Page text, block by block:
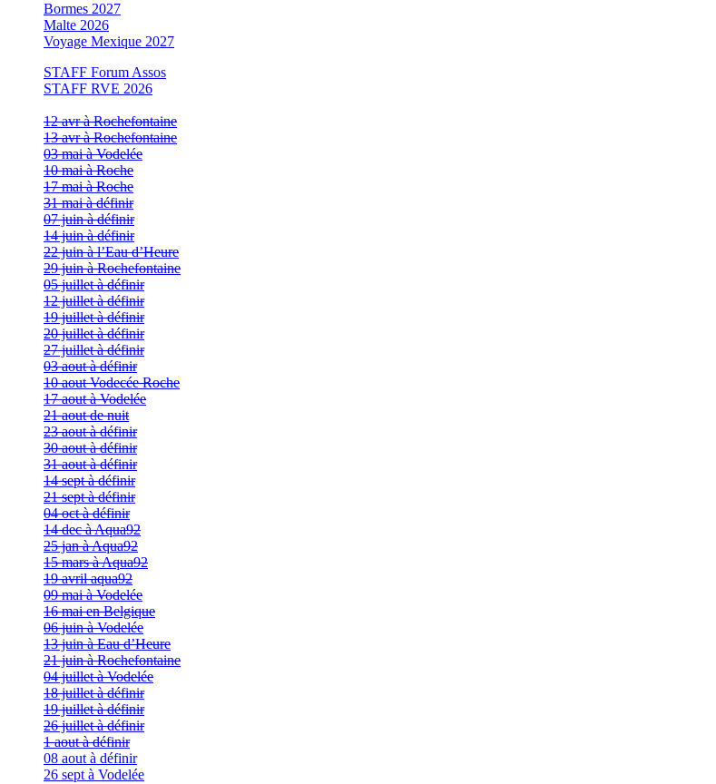
Bormes 2027
Malte 2026
Voyage Mexique 2027
STAFF Forum Assos
STAFF RVE 2026
12 avr à Rochefontaine
13 avr à Rochefontaine
03 mai à Vodelée
10 mai à Roche
17 mai à Roche
31 mai à définir
07 juin à définir
14 juin à définir
22 juin à l’Eau d’Heure
29 juin à Rochefontaine
05 juillet à définir
12 juillet à définir
19 juillet à définir
20 juillet à définir
27 juillet à définir
03 aout à définir
10 aout Vodecée Roche
17 aout à Vodelée
21 aout de nuit
23 aout à définir
30 aout à définir
31 aout à définir
14 sept à définir
21 sept à définir
04 oct à définir
14 dec à Aqua92
25 jan à Aqua92
15 mars à Aqua92
19 avril aqua92
09 mai à Vodelée
16 mai en Belgique
06 juin à Vodelée
13 juin à Eau d’Heure
21 juin à Rochefontaine
04 juillet à Vodelée
18 juillet à définir
19 juillet à définir
26 juillet à définir
1 aout à définir
08 aout à définir
26 sept à Vodelée